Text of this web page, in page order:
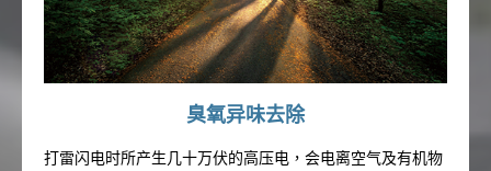
臭氧异味去除
打雷闪电时所产生几十万伏的高压电，会电离空气及有机物